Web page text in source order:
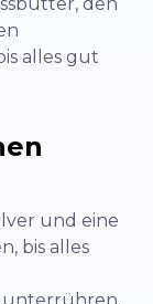
alles gut
und eine
bis alles